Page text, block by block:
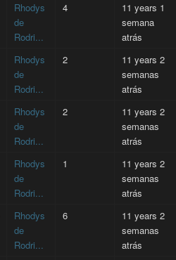
Rhodys
de
Rodri...
4
11 years 1
semana
atrás
Rhodys
de
Rodri...
2
11 years 2
semanas
atrás
Rhodys
de
Rodri...
2
11 years 2
semanas
atrás
Rhodys
de
Rodri...
1
11 years 2
semanas
atrás
Rhodys
de
Rodri...
6
11 years 2
semanas
atrás